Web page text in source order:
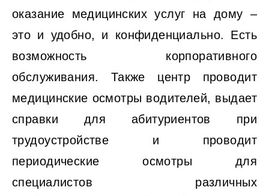
оказание медицинских услуг на дому –
это и удобно, и конфиденциально. Есть
возможность корпоративного
обслуживания. Также центр проводит
медицинские осмотры водителей, выдает
справки для абитуриентов при
трудоустройстве и проводит
периодические осмотры для
специалистов различных